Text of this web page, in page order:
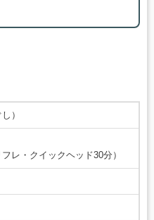
）
レ・クイックヘッド30分）